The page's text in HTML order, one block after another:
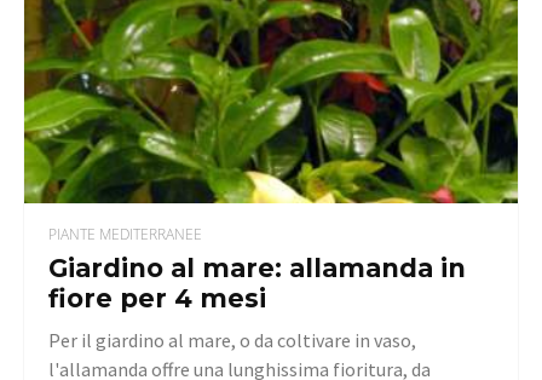
PIANTE MEDITERRANEE
Giardino al mare: allamanda in
fiore per 4 mesi
Per il giardino al mare, o da coltivare in vaso,
l'allamanda offre una lunghissima fioritura, da